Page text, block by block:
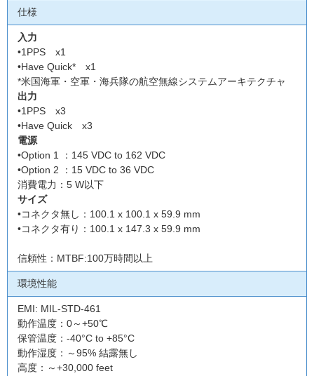
仕様
入力
•1PPS x1
•Have Quick* x1
*米国海軍・空軍・海兵隊の航空無線システムアーキテクチャ
出力
•1PPS x3
•Have Quick x3
電源
•Option 1 ：145 VDC to 162 VDC
•Option 2 ：15 VDC to 36 VDC
消費電力：5 W以下
サイズ
•コネクタ無し：100.1 x 100.1 x 59.9 mm
•コネクタ有り：100.1 x 147.3 x 59.9 mm
信頼性：MTBF:100万時間以上
環境性能
EMI: MIL-STD-461
動作温度：0～+50℃
保管温度：-40°C to +85°C
動作湿度：～95% 結露無し
高度：～+30,000 feet